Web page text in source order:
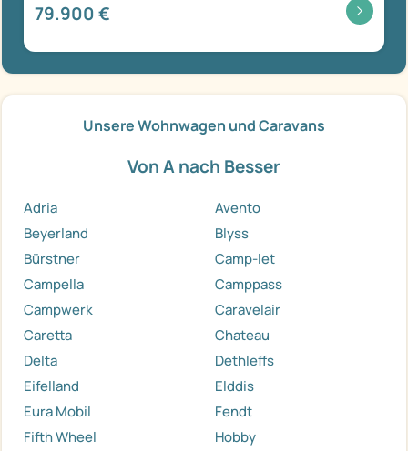
79.900 €
Unsere Wohnwagen und Caravans
Von A nach Besser
Adria
Avento
Beyerland
Blyss
Bürstner
Camp-let
Campella
Camppass
Campwerk
Caravelair
Caretta
Chateau
Delta
Dethleffs
Eifelland
Elddis
Eura Mobil
Fendt
Fifth Wheel
Hobby